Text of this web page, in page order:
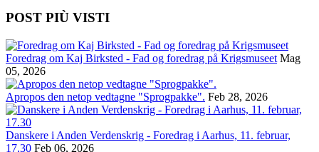
POST PIÙ VISTI
Foredrag om Kaj Birksted - Fad og foredrag på Krigsmuseet Mag
05, 2026
Apropos den netop vedtagne "Sprogpakke". Feb 28, 2026
Danskere i Anden Verdenskrig - Foredrag i Aarhus, 11. februar,
17.30 Feb 06, 2026